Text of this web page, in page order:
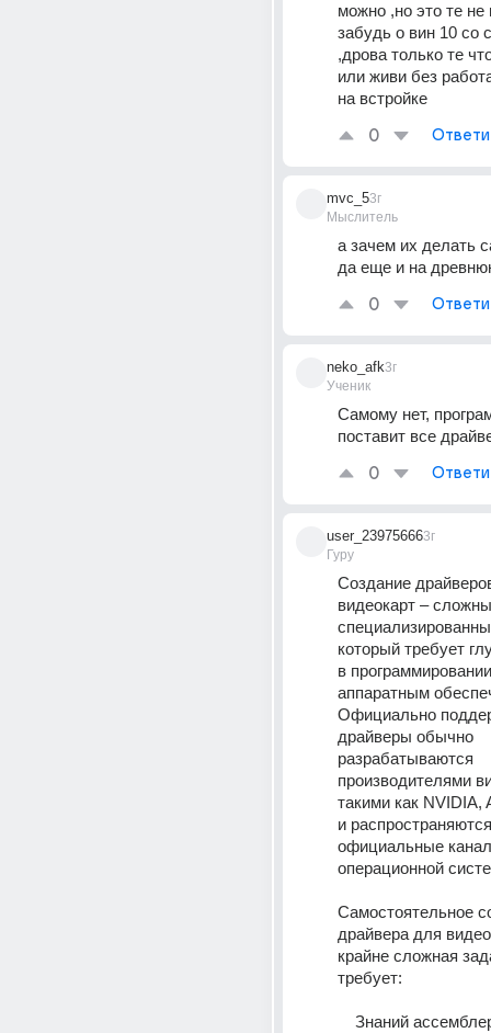
можно ,но это те не
забудь о вин 10 со
,дрова только те
или живи без
на встройке
0
mvc_5
Мыслитель
3г
а зачем их делать
да еще и на
0
neko_afk
Ученик
3г
Самому нет,
поставит все
0
user_23975666
Гуру
3г
Создание
видеокарт –
который требует
в
аппаратным
Официально
драйверы обычно
разрабатываются
производителями
такими как NVIDIA,
и
официальные
операционной
Самостоятельное
драйвера для
крайне сложная
требует: